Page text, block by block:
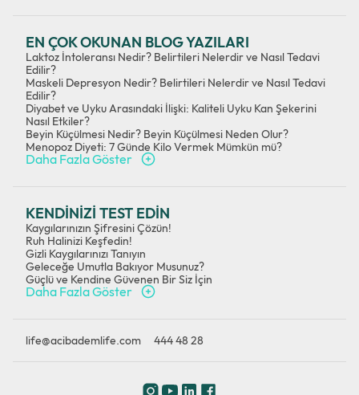
EN ÇOK OKUNAN BLOG YAZILARI
Laktoz İntoleransı Nedir? Belirtileri Nelerdir ve Nasıl Tedavi
Edilir?
Maskeli Depresyon Nedir? Belirtileri Nelerdir ve Nasıl Tedavi
Edilir?
Diyabet ve Uyku Arasındaki İlişki: Kaliteli Uyku Kan Şekerini
Nasıl Etkiler?
Beyin Küçülmesi Nedir? Beyin Küçülmesi Neden Olur?
Menopoz Diyeti: 7 Günde Kilo Vermek Mümkün mü?
Daha Fazla Göster
KENDİNİZİ TEST EDİN
Kaygılarınızın Şifresini Çözün!
Ruh Halinizi Keşfedin!
Gizli Kaygılarınızı Tanıyın
Geleceğe Umutla Bakıyor Musunuz?
Güçlü ve Kendine Güvenen Bir Siz İçin
Daha Fazla Göster
life@acibademlife.com 444 48 28